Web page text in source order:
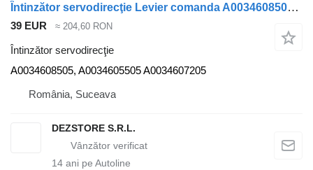
Întinzător servodirecţie Levier comanda A0034608505 pentru cap tractor Mercedes-Benz ACTROS MP4
39 EUR ≈ 204,60 RON
Întinzător servodirecţie
A0034608505, A0034605505 A0034607205
România, Suceava
DEZSTORE S.R.L.
14 ani pe Autoline